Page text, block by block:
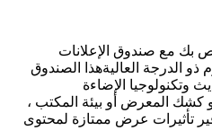
بك مع صندوق الإعلانات
الدرجة العاليةهذا الصندوق
وتكنولوجيا الإضاءة
كشك المعرض أو بيئة المكتب ،
تأثيرات عرض ممتازة لمحتوى